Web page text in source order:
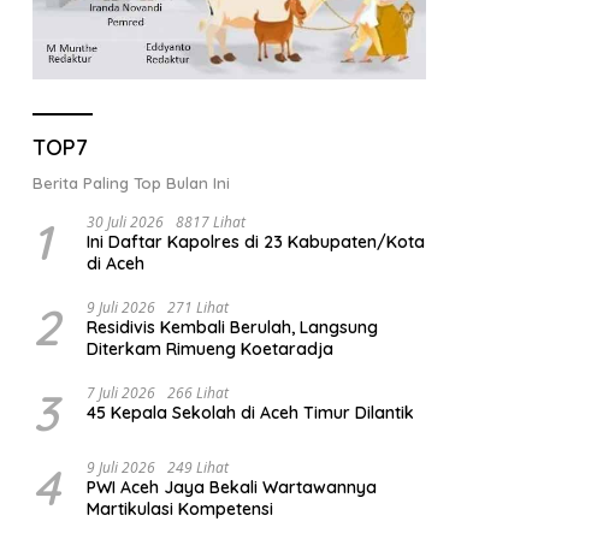
TOP7
Berita Paling Top Bulan Ini
1 30 Juli 2026 8817 Lihat
Ini Daftar Kapolres di 23 Kabupaten/Kota
di Aceh
2 9 Juli 2026 271 Lihat
Residivis Kembali Berulah, Langsung
Diterkam Rimueng Koetaradja
3 7 Juli 2026 266 Lihat
45 Kepala Sekolah di Aceh Timur Dilantik
4 9 Juli 2026 249 Lihat
PWI Aceh Jaya Bekali Wartawannya
Martikulasi Kompetensi